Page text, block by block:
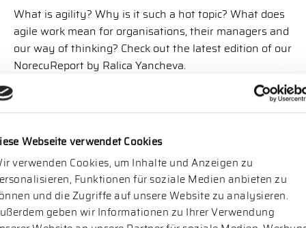
Webseite verwendet Cookies
verwenden Cookies, um Inhalte und Anzeigen zu
Funktionen für soziale Medien anbieten zu
und die Zugriffe auf unsere Website zu analysieren.
geben wir Informationen zu Ihrer Verwendung
What is agility? Why is it such a hot topic? What does
agile work mean for organisations, their managers and
our way of thinking? Check out the latest edition of our
NorecuReport by Ralica Yancheva.
02 November 2017
NORECUREPORT – FASZINATION